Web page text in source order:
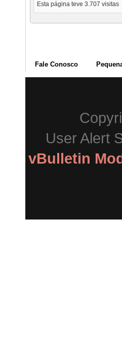
Esta página teve 3.707 visitas
Fale Conosco
User Alert
vBulletin